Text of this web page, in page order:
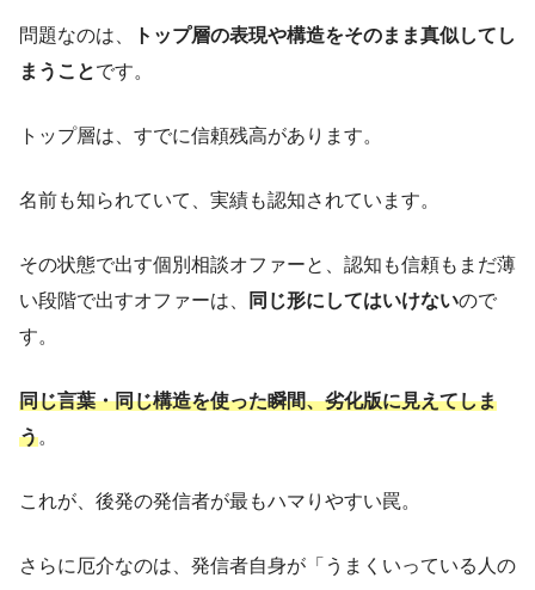
問題なのは、
トップ層の表現や構造をそのまま真似してし
まうことです。
トップ層は、すでに信頼残高があります。
名前も知られていて、実績も認知されています。
その状態で出す個別相談オファーと、認知も信頼もまだ薄
い段階で出すオファーは、
同じ形にしてはいけないので
す。
同じ言葉・同じ構造を使った瞬間、劣化版に見えてしま
う。
これが、後発の発信者が最もハマりやすい罠。
さらに厄介なのは、発信者自身が「うまくいっている人の